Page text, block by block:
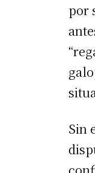
por
Sin